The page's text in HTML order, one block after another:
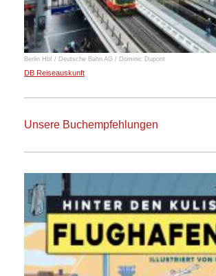
Berlin Hbf / Deutsche Bahn AG / Dominic Dupont
DB Reiseauskunft
Unsere Buchempfehlungen